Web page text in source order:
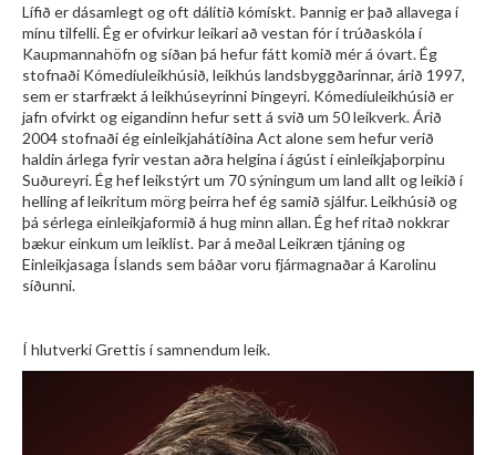
Lífið er dásamlegt og oft dálítið kómískt. Þannig er það allavega í
mínu tilfelli. Ég er ofvirkur leikari að vestan fór í trúðaskóla í
Kaupmannahöfn og síðan þá hefur fátt komið mér á óvart. Ég
stofnaði Kómedíuleikhúsið, leikhús landsbyggðarinnar, árið 1997,
sem er starfrækt á leikhúseyrinni Þingeyri. Kómedíuleikhúsið er
jafn ofvirkt og eigandinn hefur sett á svið um 50 leikverk. Árið
2004 stofnaði ég einleikjahátíðina Act alone sem hefur verið
haldin árlega fyrir vestan aðra helgina í ágúst í einleikjaþorpinu
Suðureyri. Ég hef leikstýrt um 70 sýningum um land allt og leikið í
helling af leikritum mörg þeirra hef ég samið sjálfur. Leikhúsið og
þá sérlega einleikjaformið á hug minn allan. Ég hef ritað nokkrar
bækur einkum um leiklist. Þar á meðal Leikræn tjáning og
Einleikjasaga Íslands sem báðar voru fjármagnaðar á Karolinu
síðunni.
Í hlutverki Grettis í samnendum leik.